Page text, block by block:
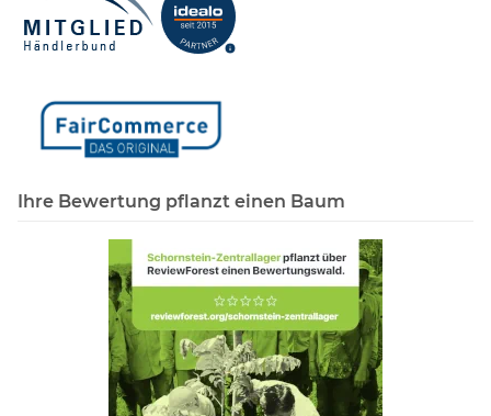
Ihre Bewertung pflanzt einen Baum